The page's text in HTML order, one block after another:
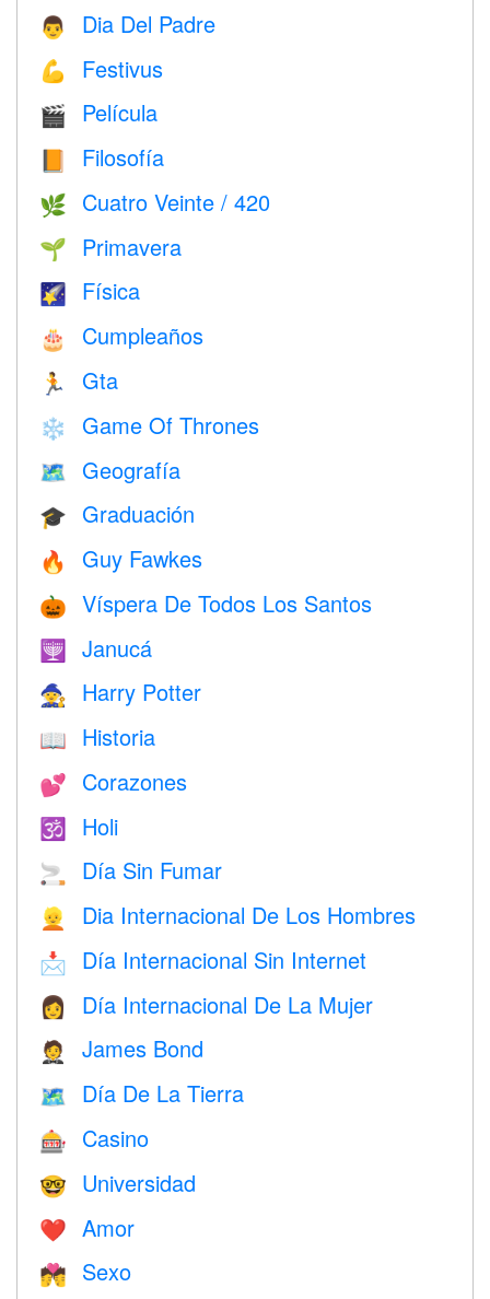
👨 Dia Del Padre
💪 Festivus
🎬 Película
📙 Filosofía
🌿 Cuatro Veinte / 420
🌱 Primavera
🌠 Física
🎂 Cumpleaños
🏃 Gta
❄️ Game Of Thrones
🗺 Geografía
🎓 Graduación
🔥 Guy Fawkes
🎃 Víspera De Todos Los Santos
🕎 Janucá
🧙 Harry Potter
📖 Historia
💕 Corazones
🕉 Holi
🚬 Día Sin Fumar
👱 Dia Internacional De Los Hombres
📩 Día Internacional Sin Internet
👩 Día Internacional De La Mujer
🤵 James Bond
🗺️ Día De La Tierra
🎰 Casino
🤓 Universidad
❤️️ Amor
💏 Sexo